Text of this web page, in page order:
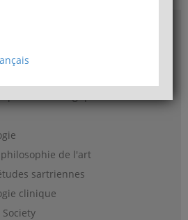
Library
de l'art
sartriennes
clinique